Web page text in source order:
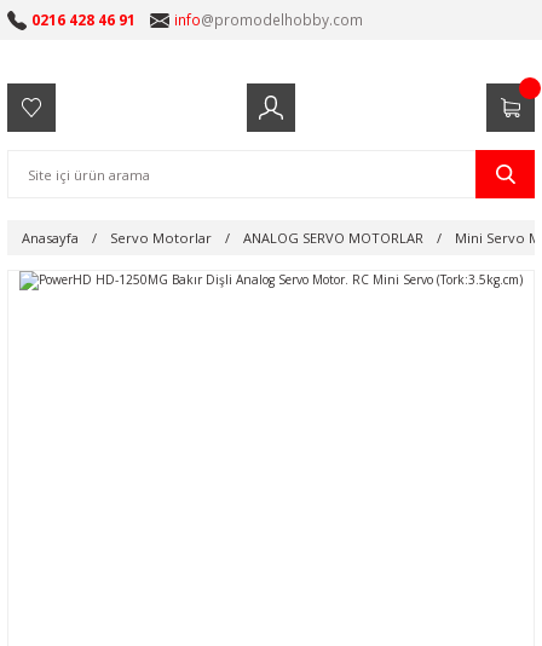
0216 428 46 91 info@promodelhobby.com
Anasayfa Servo Motorlar ANALOG SERVO MOTORLAR Mini Servo